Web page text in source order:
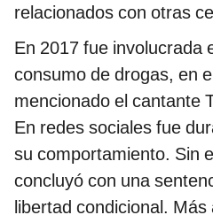
relacionados con otras
En 2017 fue involucrada
consumo de drogas, en
mencionado el cantante
En redes sociales fue
su comportamiento. Sin
concluyó con una
libertad condicional.